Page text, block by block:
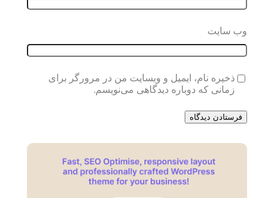
وب‌ سایت
ذخیره نام، ایمیل و وبسایت من در مرورگر برای
زمانی که دوباره دیدگاهی می‌نویسم.